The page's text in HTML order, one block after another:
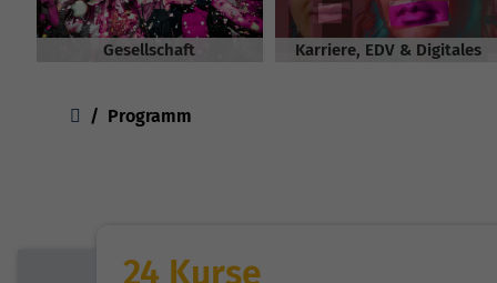
Gesellschaft Karriere, EDV & Digitales
You are here:
Programm
24 Kurse